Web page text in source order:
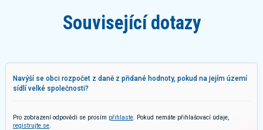
Související dotazy
Navýší se obci rozpočet z daně z přidané hodnoty, pokud na jejím území
sídlí velké společnosti?
Pro zobrazení odpovědi se prosím přihlaste . Pokud nemáte přihlašovací údaje,
registrujte se